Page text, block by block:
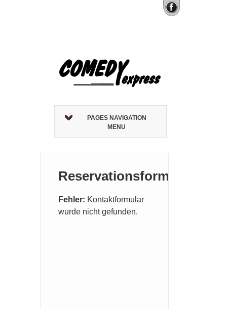
PAGES NAVIGATION
MENU
Reservationsformular
Fehler: Kontaktformular
wurde nicht gefunden.